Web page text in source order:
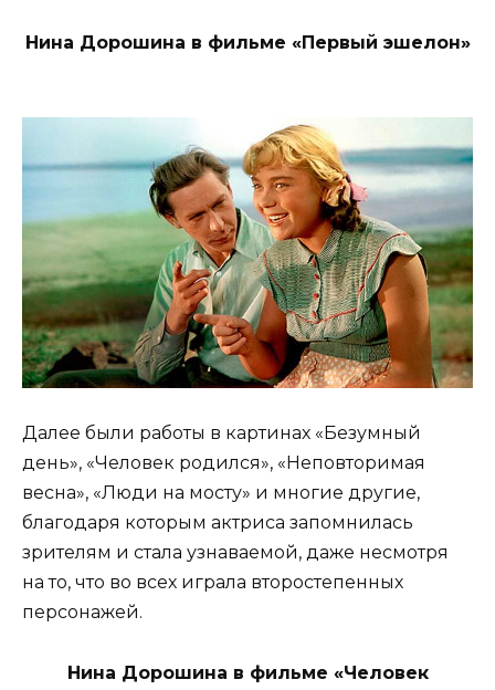
Нина Дорошина в фильме «Первый эшелон»
Далее были работы в картинах «Безумный
день», «Человек родился», «Неповторимая
весна», «Люди на мосту» и многие другие,
благодаря которым актриса запомнилась
зрителям и стала узнаваемой, даже несмотря
на то, что во всех играла второстепенных
персонажей.
Нина Дорошина в фильме «Человек